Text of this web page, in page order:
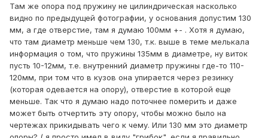
Там же опора под пружину не цилиндрическая насколько
видно по предыдущей фотографии, у основания допустим 130
мм, а где отверстие, там я думаю 100мм +- . Хотя я думаю,
что там диаметр меньше чем 130, т.к. выше в теме мелькала
информация о том, что пружины 135мм в диаметре, ну виток
пусть 10-12мм, т.е. внутренний диаметр пружины где-то 110-
120мм, при том что в кузов она упирается через резинку
(которая одевается на опору), отверстие в которой еще
меньше. Так что я думаю надо поточнее померить и даже
может быть отчертить эту опору, чтобы можно было на
чертежах прикидывать чего к чему. Или 130 мм это диаметр